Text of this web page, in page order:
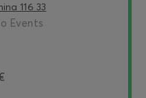
116 33
Events